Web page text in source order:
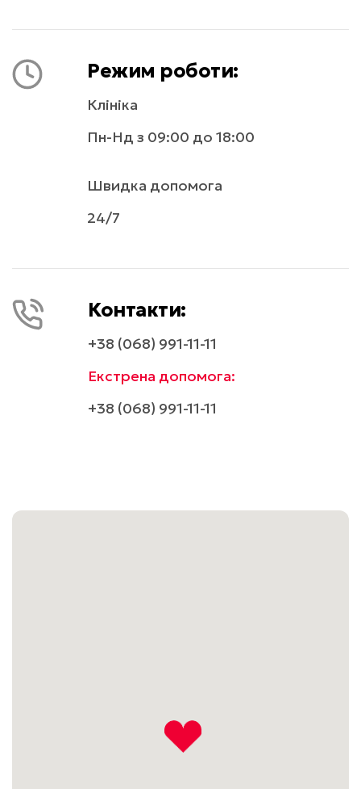
Режим роботи:
Клініка
Пн-Нд з 09:00 до 18:00
Швидка допомога
24/7
Контакти:
+38 (068) 991-11-11
Екстрена допомога:
+38 (068) 991-11-11